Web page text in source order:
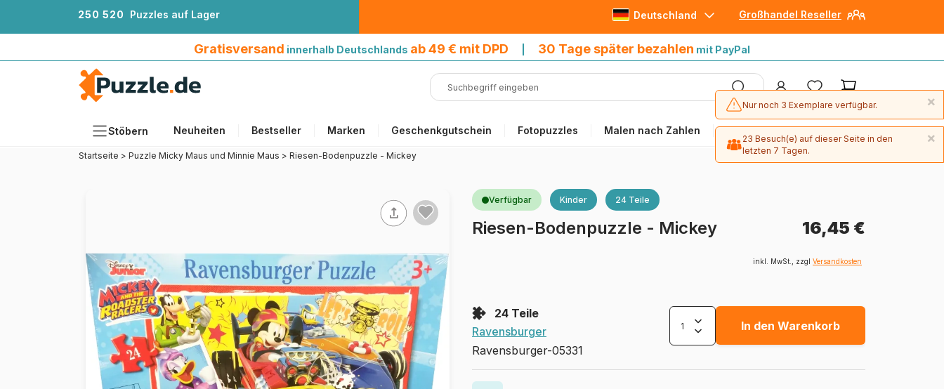
250 520 Puzzles auf Lager Großhandel Reseller
Deutschland
Gratisversand innerhalb Deutschlands ab 49 € mit DPD 30 Tage später bezahlen mit PayPal
Stöbern Neuheiten Bestseller Marken Geschenkgutschein Fotopuzzles Malen nach Zahlen Angebote
Künstlerinnen und Künstler
Zubehör
Holzpuzzles
Malen nach Zahlen
Startseite > Puzzle Micky Maus und Minnie Maus > Riesen-Bodenpuzzle - Mickey
Verfügbar Kinder 24 Teile
Riesen-Bodenpuzzle - Mickey 16,45 €
inkl. MwSt., zzgl Versandkosten
24 Teile
Ravensburger
Ravensburger-05331
In den Warenkorb
×
Nur noch 3 Exemplare verfügbar.
×
23 Besuch(e) auf dieser Seite in den
letzten 7 Tagen.